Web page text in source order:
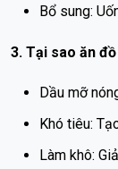
Bổ sung:
3. Tại sao ăn
Dầu mỡ
Khó tiêu:
Làm khô: